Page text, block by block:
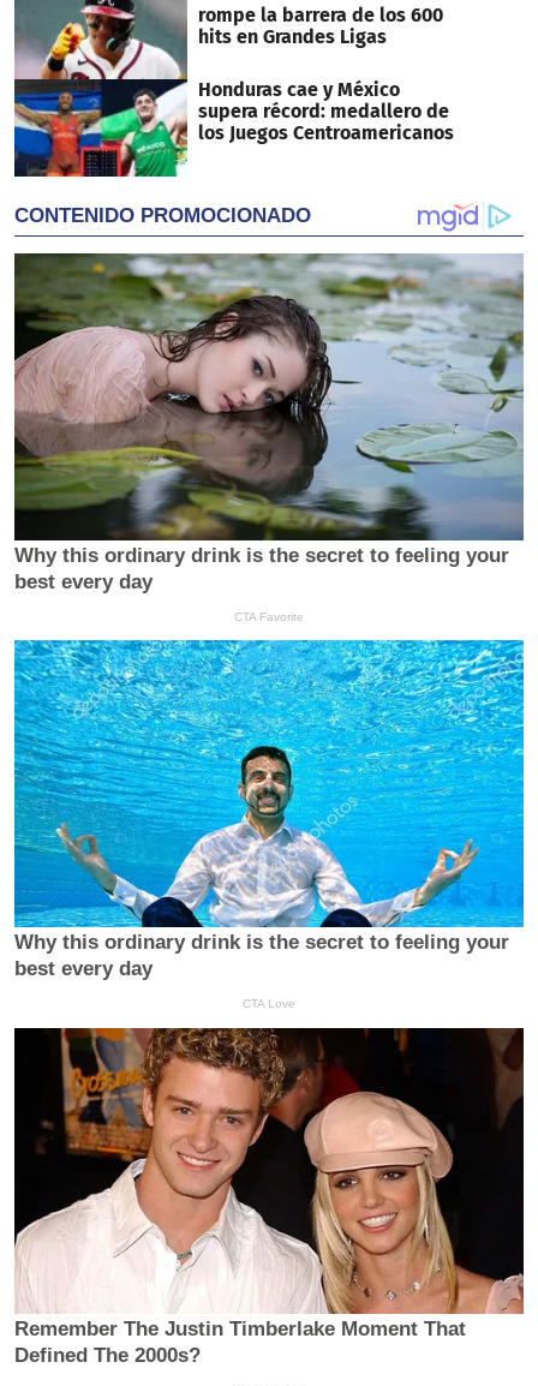
rompe la barrera de los 600
hits en Grandes Ligas
Honduras cae y México
supera récord: medallero de
los Juegos Centroamericanos